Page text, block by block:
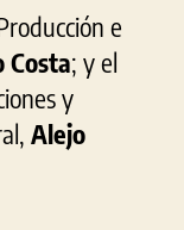
e
Costa; y el
y
Alejo